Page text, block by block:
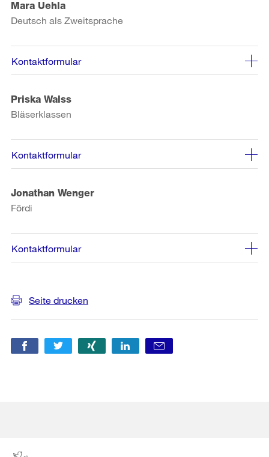
Mara Uehla
Deutsch als Zweitsprache
Kontaktformular
Priska Walss
Bläserklassen
Kontaktformular
Jonathan Wenger
Fördi
Kontaktformular
Informationen
Seite drucken